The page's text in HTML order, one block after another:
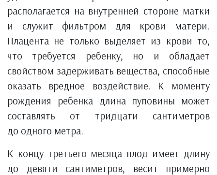
располагается на внутренней стороне матки
и служит фильтром для крови матери.
Плацента не только выделяет из крови то,
что требуется ребенку, но и обладает
свойством задерживать вещества, способные
оказать вредное воздействие. К моменту
рождения ребенка длина пуповины может
составлять от тридцати сантиметров
до одного метра.
К концу третьего месяца плод имеет длину
до девяти сантиметров, весит примерно